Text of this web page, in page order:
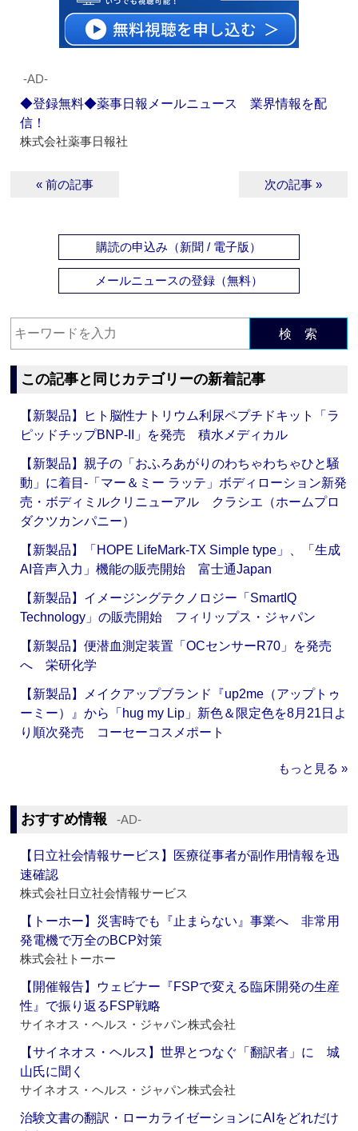
‐AD‐
◆登録無料◆薬事日報メールニュース 業界情報を配
信！
株式会社薬事日報社
« 前の記事 次の記事 »
購読の申込み（新聞 / 電子版）
メールニュースの登録（無料）
検 索
この記事と同じカテゴリーの新着記事
【新製品】ヒト脳性ナトリウム利尿ペプチドキット「ラ
ピッドチップBNP-II」を発売 積水メディカル
【新製品】親子の「おふろあがりのわちゃわちゃひと騒
動」に着目‐「マー＆ミー ラッテ」ボディローション新発
売・ボディミルクリニューアル クラシエ（ホームプロ
ダクツカンパニー）
【新製品】「HOPE LifeMark-TX Simple type」、「生成
AI音声入力」機能の販売開始 富士通Japan
【新製品】イメージングテクノロジー「SmartIQ
Technology」の販売開始 フィリップス・ジャパン
【新製品】便潜血測定装置「OCセンサーR70」を発売
へ 栄研化学
【新製品】メイクアップブランド『up2me（アップトゥ
ーミー）』から「hug my Lip」新色＆限定色を8月21日よ
り順次発売 コーセーコスメポート
もっと見る »
おすすめ情報 ‐AD‐
【日立社会情報サービス】医療従事者が副作用情報を迅
速確認
株式会社日立社会情報サービス
【トーホー】災害時でも『止まらない』事業へ 非常用
発電機で万全のBCP対策
株式会社トーホー
【開催報告】ウェビナー『FSPで変える臨床開発の生産
性』で振り返るFSP戦略
サイネオス・ヘルス・ジャパン株式会社
【サイネオス・ヘルス】世界とつなぐ「翻訳者」に 城
山氏に聞く
サイネオス・ヘルス・ジャパン株式会社
治験文書の翻訳・ローカライゼーションにAIをどれだけ